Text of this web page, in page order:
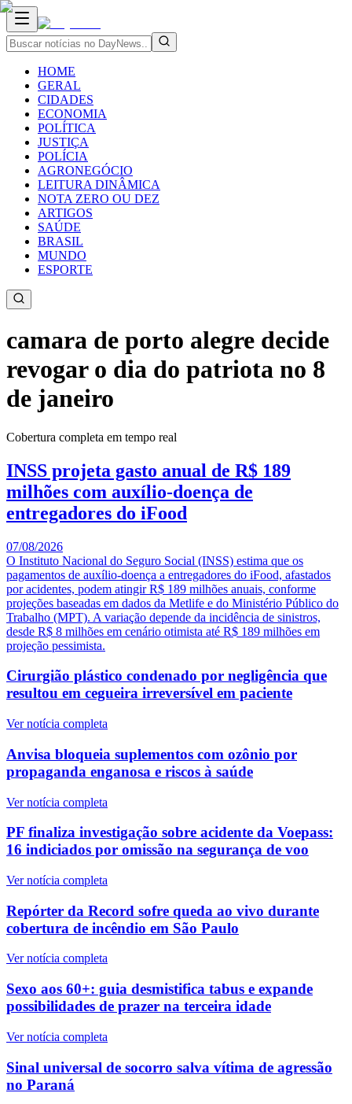
HOME
GERAL
CIDADES
ECONOMIA
POLÍTICA
JUSTIÇA
POLÍCIA
AGRONEGÓCIO
LEITURA DINÂMICA
NOTA ZERO OU DEZ
ARTIGOS
SAÚDE
BRASIL
MUNDO
ESPORTE
camara de porto alegre decide
revogar o dia do patriota no 8
de janeiro
Cobertura completa em tempo real
INSS projeta gasto anual de R$ 189
milhões com auxílio-doença de
entregadores do iFood
07/08/2026
O Instituto Nacional do Seguro Social (INSS) estima que os
pagamentos de auxílio-doença a entregadores do iFood, afastados
por acidentes, podem atingir R$ 189 milhões anuais, conforme
projeções baseadas em dados da Metlife e do Ministério Público do
Trabalho (MPT). A variação depende da incidência de sinistros,
desde R$ 8 milhões em cenário otimista até R$ 189 milhões em
projeção pessimista.
Cirurgião plástico condenado por negligência que
resultou em cegueira irreversível em paciente
Ver notícia completa
Anvisa bloqueia suplementos com ozônio por
propaganda enganosa e riscos à saúde
Ver notícia completa
PF finaliza investigação sobre acidente da Voepass:
16 indiciados por omissão na segurança de voo
Ver notícia completa
Repórter da Record sofre queda ao vivo durante
cobertura de incêndio em São Paulo
Ver notícia completa
Sexo aos 60+: guia desmistifica tabus e expande
possibilidades de prazer na terceira idade
Ver notícia completa
Sinal universal de socorro salva vítima de agressão
no Paraná